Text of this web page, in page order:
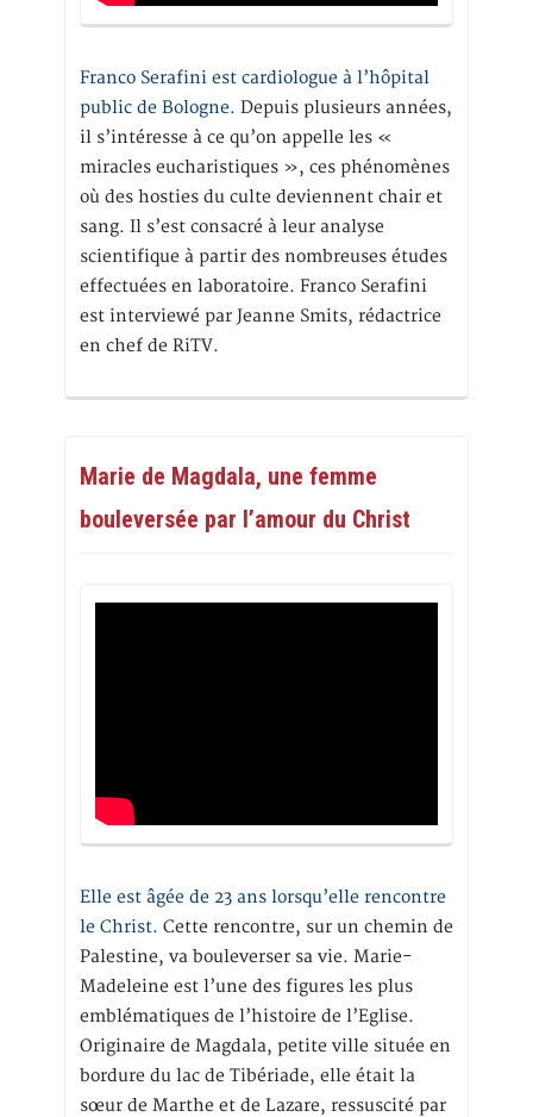
Franco Serafini est cardiologue à l’hôpital
public de Bologne. Depuis plusieurs années,
il s’intéresse à ce qu’on appelle les «
miracles eucharistiques », ces phénomènes
où des hosties du culte deviennent chair et
sang. Il s’est consacré à leur analyse
scientifique à partir des nombreuses études
effectuées en laboratoire. Franco Serafini
est interviewé par Jeanne Smits, rédactrice
en chef de RiTV.
Marie de Magdala, une femme
bouleversée par l’amour du Christ
Elle est âgée de 23 ans lorsqu’elle rencontre
le Christ. Cette rencontre, sur un chemin de
Palestine, va bouleverser sa vie. Marie-
Madeleine est l’une des figures les plus
emblématiques de l’histoire de l’Eglise.
Originaire de Magdala, petite ville située en
bordure du lac de Tibériade, elle était la
sœur de Marthe et de Lazare, ressuscité par